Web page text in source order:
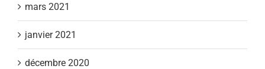
mars 2021
janvier 2021
décembre 2020